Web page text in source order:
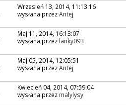
Wrzesień 13, 2014, 11:13:16
wysłana przezAntej
Maj 11, 2014, 16:13:07
wysłana przez lanky093
Maj 05, 2014, 12:05:51
wysłana przezAntej
Kwiecień 04, 2014, 07:59:04
wysłana przez malylysy